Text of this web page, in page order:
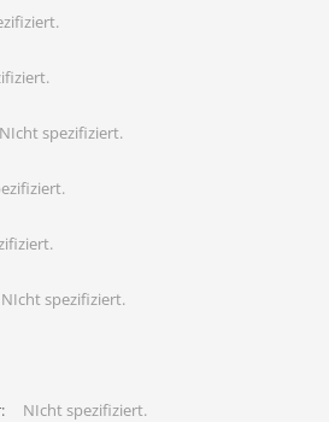
NIcht spezifiziert.
NIcht spezifiziert.
NIcht spezifiziert.